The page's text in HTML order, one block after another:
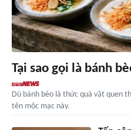
Tại sao gọi là bánh
Dù bánh bèo là thức quà vặt quen
tên mộc mạc này.